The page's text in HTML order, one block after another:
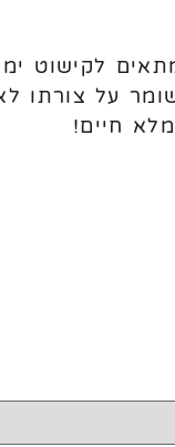
מתאים לקישוט
על צורתו
חיים!